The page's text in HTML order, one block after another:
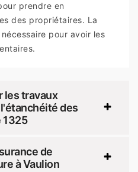
prendre en
des propriétaires. La
pour avoir les
les travaux
des
1325
de
à Vaulion